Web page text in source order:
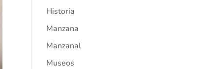
Historia
Manzana
Manzanal
Museos